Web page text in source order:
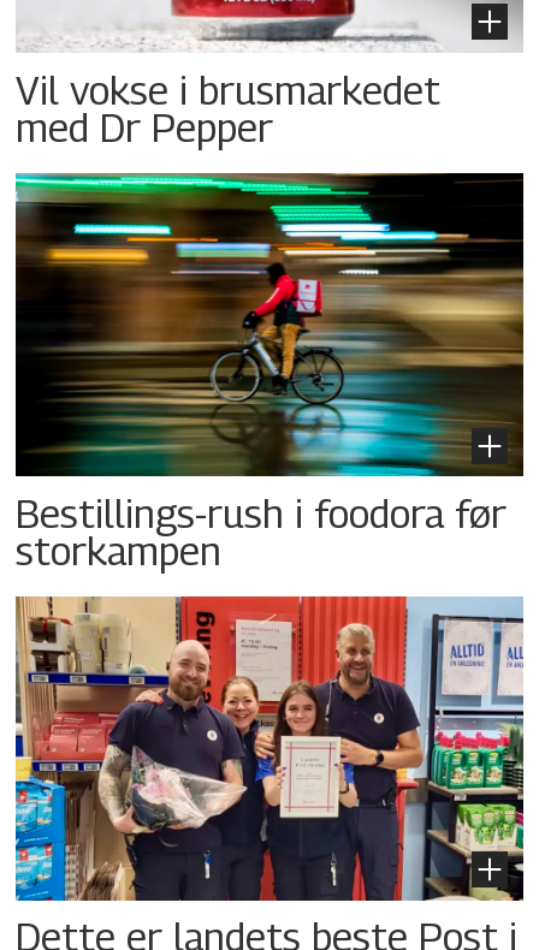
Vil vokse i brusmarkedet
med Dr Pepper
Bestillings-rush i foodora før
storkampen
Dette er landets beste Post i